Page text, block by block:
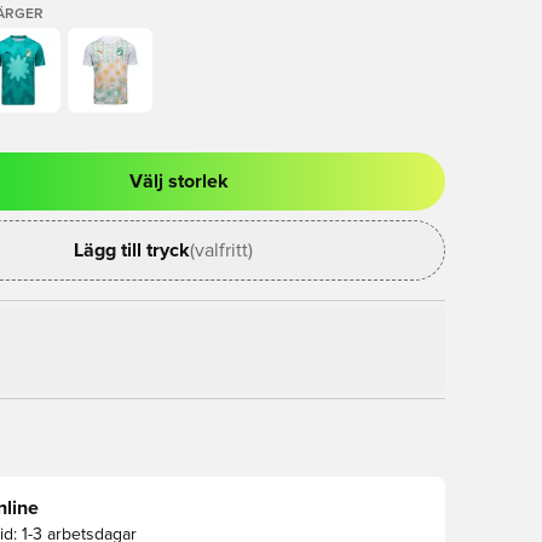
för att logga in eller registrera dig som medlem
Välj storlek
Lägg till tryck(valfritt)
1-3 arbetsdagar